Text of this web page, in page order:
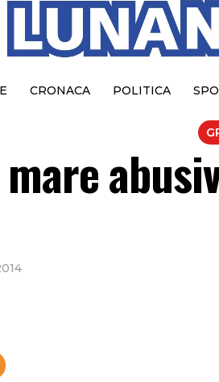
CRONACA POLITICA